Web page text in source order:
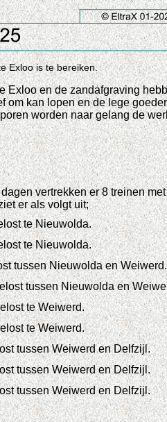
Exloo is te bereiken.
Exloo en de zandafgraving
kan lopen en de lege
worden naar gelang de
vertrekken er 8 treinen
er als volgt uit;
te Nieuwolda.
te Nieuwolda.
tussen Nieuwolda en Weiwerd.
tussen Nieuwolda en
te Weiwerd.
te Weiwerd.
tussen Weiwerd en Delfzijl.
tussen Weiwerd en Delfzijl.
tussen Weiwerd en Delfzijl.